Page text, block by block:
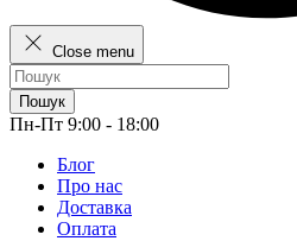
Close menu
Пошук
Пн-Пт 9:00 - 18:00
Блог
Про нас
Доставка
Оплата